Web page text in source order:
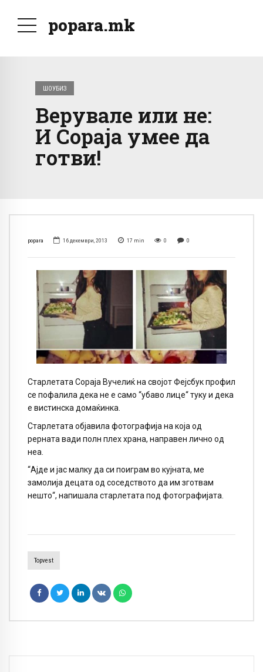
popara.mk
ШОУБИЗ
Верувале или не:
И Сораја умее да
готви!
popara 16 декември, 2013 17 min 0 0
Старлетата Сораја Вучелиќ на својот Фејсбук профил
се пофалила дека не е само “убаво лице“ туку и дека
е вистинска домаќинка.
Старлетата објавила фотографија на која од
рерната вади полн плех храна, направен лично од
неа.
“Ајде и јас малку да си поиграм во кујната, ме
замолија децата од соседството да им зготвам
нешто“, напишала старлетата под фотографијата.
Topvest